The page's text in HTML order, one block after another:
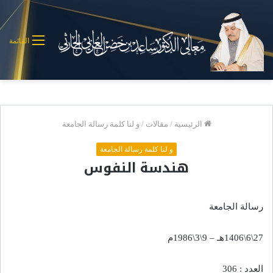
القائمة
الرئيسية / مقالات / و لنا كلمة رسالة الجامعة
و لنا كلمة رسالة الجامعة
هندسة النفوس
رسالة الجامعة
27\6\1406هـ – 9\3\1986م
العدد : 306